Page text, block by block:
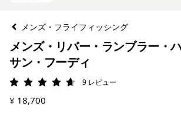
メンズ・フライフィッシング
メンズ・リバー・ランブラー・
サン・フーディ
評価: 4.7 / 5
9 レビュー
¥ 18,700